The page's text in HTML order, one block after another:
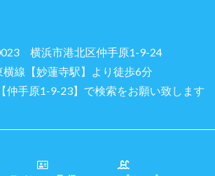
横浜市港北区仲手原1-9-24
横線【妙蓮寺駅】より徒歩6分
仲手原1-9-23】で検索をお願い致します